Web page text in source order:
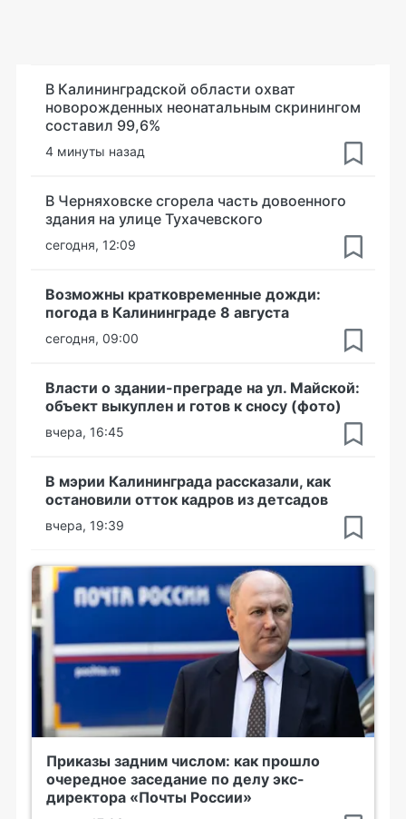
В Калининградской области охват
новорожденных неонатальным скринингом
составил 99,6%
4 минуты назад
В Черняховске сгорела часть довоенного
здания на улице Тухачевского
сегодня, 12:09
Возможны кратковременные дожди:
погода в Калининграде 8 августа
сегодня, 09:00
Власти о здании-преграде на ул. Майской:
объект выкуплен и готов к сносу (фото)
вчера, 16:45
В мэрии Калининграда рассказали, как
остановили отток кадров из детсадов
вчера, 19:39
Приказы задним числом: как прошло
очередное заседание по делу экс-
директора «Почты России»